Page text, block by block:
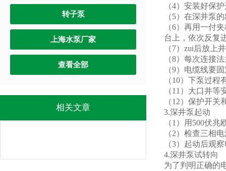
转子泵
上海水泵厂家
查看全部
相关文章
（4）安装好保
（5）在深井泵
（6）再用一付
台上，依次反复
（7）zui后放上
（8）每次连接
（9）电缆线要
（10）下泵过
（11）大口井
（12）保护开
3.深井泵起动
（1）用500伏
（2）检查三相
（3）起动后观
4.深井泵试转向
为了判明正确的